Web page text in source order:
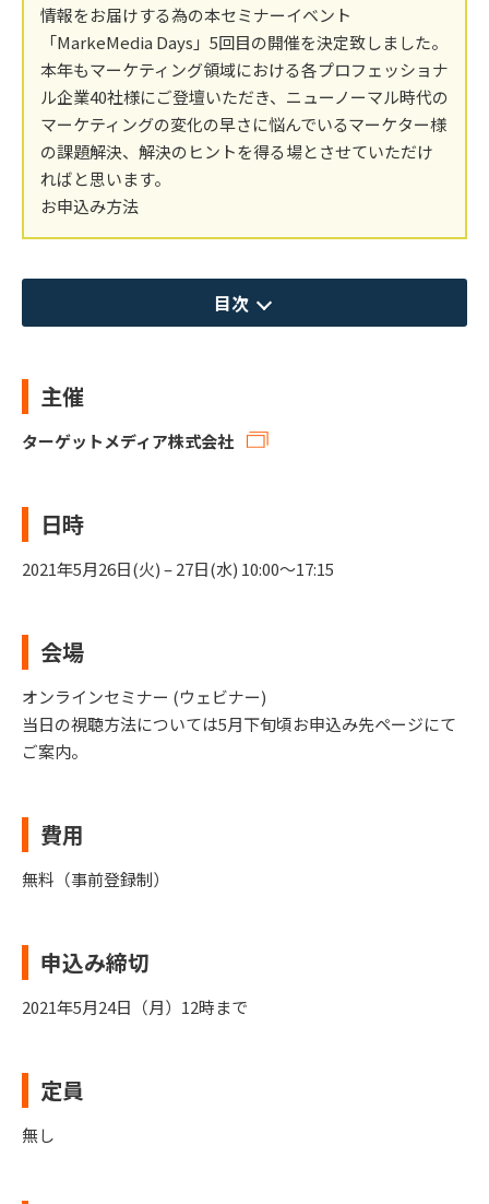
情報をお届けする為の本セミナーイベント
「MarkeMedia Days」5回目の開催を決定致しました。
本年もマーケティング領域における各プロフェッショナ
ル企業40社様にご登壇いただき、ニューノーマル時代の
マーケティングの変化の早さに悩んでいるマーケター様
の課題解決、解決のヒントを得る場とさせていただけ
ればと思います。
お申込み方法
目次
主催
ターゲットメディア株式会社
日時
2021年5月26日(火) – 27日(水) 10:00〜17:15
会場
オンラインセミナー (ウェビナー)
当日の視聴方法については5月下旬頃お申込み先ページにて
ご案内。
費用
無料（事前登録制）
申込み締切
2021年5月24日（月）12時まで
定員
無し